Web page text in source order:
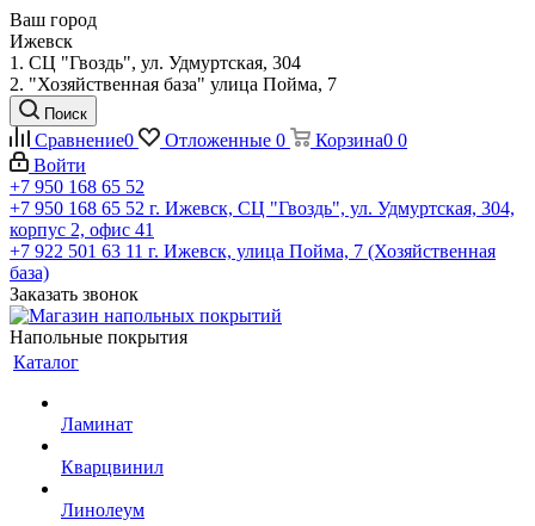
Ваш город
Ижевск
1. СЦ "Гвоздь", ул. Удмуртская, 304
2. "Хозяйственная база" улица Пойма, 7
Поиск
Сравнение0 Отложенные 0 Корзина0 0
Войти
+7 950 168 65 52
+7 950 168 65 52 г. Ижевск, СЦ "Гвоздь", ул. Удмуртская, 304,
корпус 2, офис 41
+7 922 501 63 11 г. Ижевск, улица Пойма, 7 (Хозяйственная
база)
Заказать звонок
Напольные покрытия
Каталог
Ламинат
Кварцвинил
Линолеум